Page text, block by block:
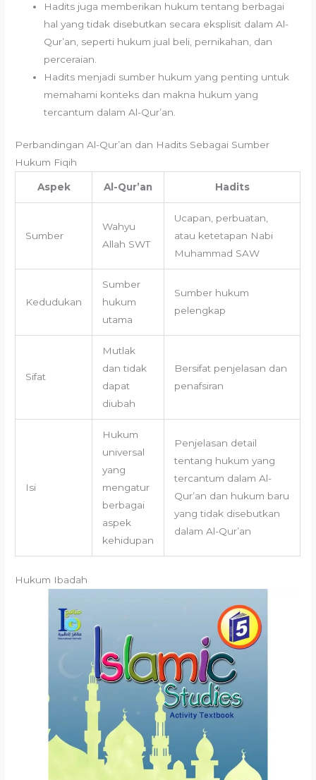
Hadits juga memberikan hukum tentang berbagai
hal yang tidak disebutkan secara eksplisit dalam Al-
Qur’an, seperti hukum jual beli, pernikahan, dan
perceraian.
Hadits menjadi sumber hukum yang penting untuk
memahami konteks dan makna hukum yang
tercantum dalam Al-Qur’an.
Perbandingan Al-Qur’an dan Hadits Sebagai Sumber
Hukum Fiqih
Aspek Al-Qur’an Hadits
Sumber
Wahyu
Allah SWT
Ucapan, perbuatan,
atau ketetapan Nabi
Muhammad SAW
Kedudukan
Sumber
hukum
utama
Sumber hukum
pelengkap
Sifat
Mutlak
dan tidak
dapat
diubah
Bersifat penjelasan dan
penafsiran
Isi
Hukum
universal
yang
mengatur
berbagai
aspek
kehidupan
Penjelasan detail
tentang hukum yang
tercantum dalam Al-
Qur’an dan hukum baru
yang tidak disebutkan
dalam Al-Qur’an
Hukum Ibadah